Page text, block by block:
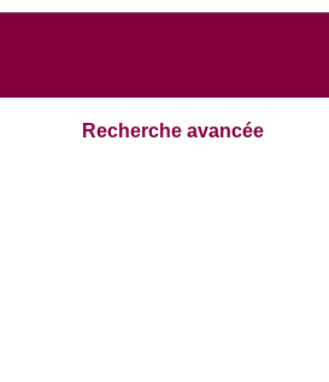
Recherche avancée